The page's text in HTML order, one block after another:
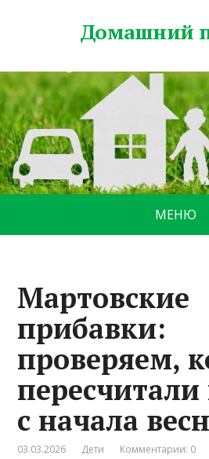
Домашний
МЕНЮ
Мартовские
прибавки:
проверяем,
с начала
03.03.2026 Дети Комментарии: 0